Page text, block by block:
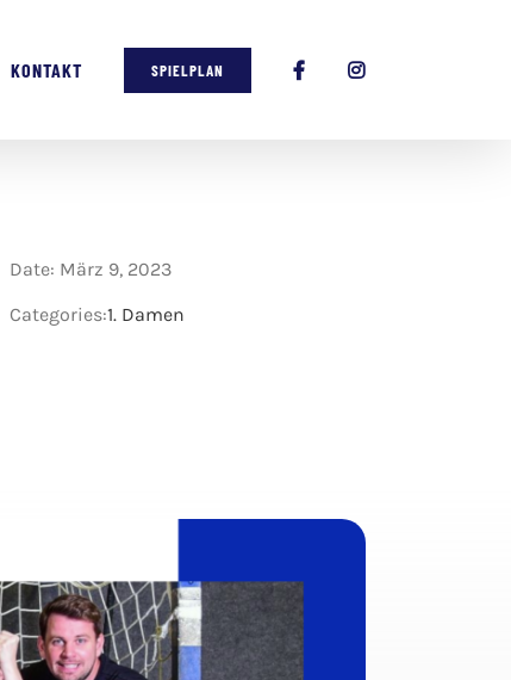
KONTAKT SPIELPLAN
Date: März 9, 2023
Categories:1. Damen